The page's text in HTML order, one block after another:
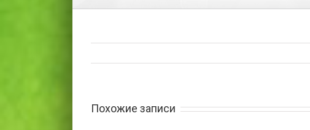
Похожие записи